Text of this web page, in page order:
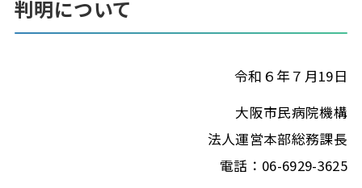
判明について
令和６年７月19日
大阪市民病院機構
法人運営本部総務課長
電話：06-6929-3625